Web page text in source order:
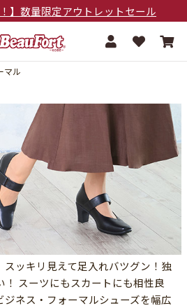
】数量限定アウトレットセール
マル
ッキリ見えて足入れバツグン！独
！ スーツにもスカートにも相性良
ジネス・フォーマルシューズを幅広